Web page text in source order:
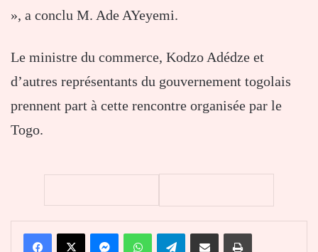
», a conclu M. Ade AYeyemi.
Le ministre du commerce, Kodzo Adédze et
d’autres représentants du gouvernement togolais
prennent part à cette rencontre organisée par le
Togo.
FacebookX MessengerWhatsAppTelegramPartager par email Imprimer